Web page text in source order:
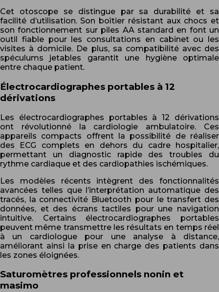
Cet otoscope se distingue par sa durabilité et sa
facilité d’utilisation. Son boîtier résistant aux chocs et
son fonctionnement sur piles AA standard en font un
outil fiable pour les consultations en cabinet ou les
visites à domicile. De plus, sa compatibilité avec des
spéculums jetables garantit une hygiène optimale
entre chaque patient.
Électrocardiographes portables à 12
dérivations
Les électrocardiographes portables à 12 dérivations
ont révolutionné la cardiologie ambulatoire. Ces
appareils compacts offrent la possibilité de réaliser
des ECG complets en dehors du cadre hospitalier,
permettant un diagnostic rapide des troubles du
rythme cardiaque et des cardiopathies ischémiques.
Les modèles récents intègrent des fonctionnalités
avancées telles que l’interprétation automatique des
tracés, la connectivité Bluetooth pour le transfert des
données, et des écrans tactiles pour une navigation
intuitive. Certains électrocardiographes portables
peuvent même transmettre les résultats en temps réel
à un cardiologue pour une analyse à distance,
améliorant ainsi la prise en charge des patients dans
les zones éloignées.
Saturomètres professionnels nonin et
masimo